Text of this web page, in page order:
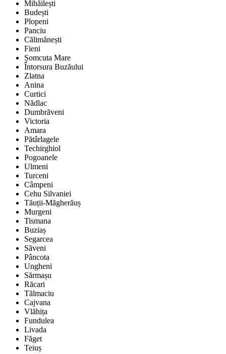
Mihăilești
Budești
Plopeni
Panciu
Călimănești
Fieni
Șomcuta Mare
Întorsura Buzăului
Zlatna
Anina
Curtici
Nădlac
Dumbrăveni
Victoria
Amara
Pătârlagele
Techirghiol
Pogoanele
Ulmeni
Turceni
Câmpeni
Cehu Silvaniei
Tăuții-Măgherăuș
Murgeni
Tismana
Buziaș
Segarcea
Săveni
Pâncota
Ungheni
Sărmașu
Răcari
Tălmaciu
Cajvana
Vlăhița
Fundulea
Livada
Făget
Teiuș